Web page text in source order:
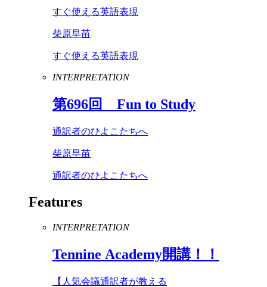
すぐ使える英語表現
柴原早苗
すぐ使える英語表現
INTERPRETATION
第696回 Fun to Study
通訳者のひよこたちへ
柴原早苗
通訳者のひよこたちへ
Features
INTERPRETATION
Tennine Academy開講！！
【人気会議通訳者が教える